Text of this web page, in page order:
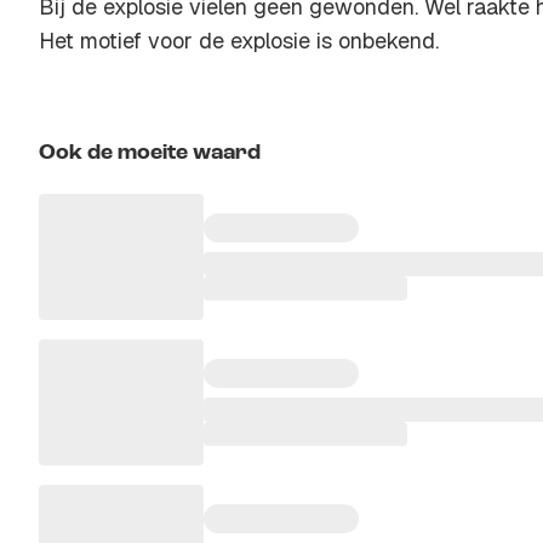
Bij de explosie vielen geen gewonden. Wel raakte
Het motief voor de explosie is onbekend.
Ook de moeite waard